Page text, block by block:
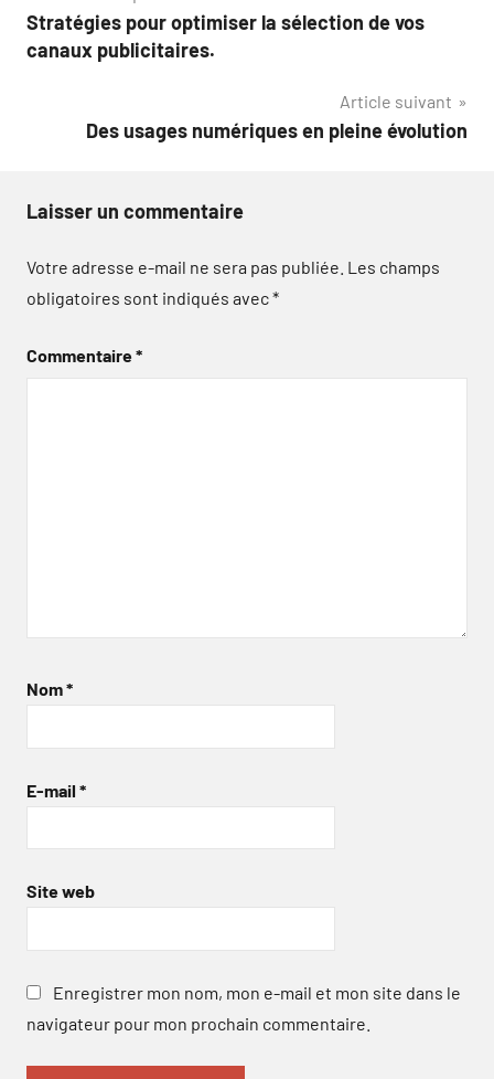
de
Stratégies pour optimiser la sélection de vos
canaux publicitaires.
Article suivant
Des usages numériques en pleine évolution
Laisser un commentaire
Votre adresse e-mail ne sera pas publiée. Les champs
obligatoires sont indiqués avec*
Commentaire*
Nom*
E-mail *
Site web
Enregistrer mon nom, mon e-mail et mon site dans le
navigateur pour mon prochain commentaire.